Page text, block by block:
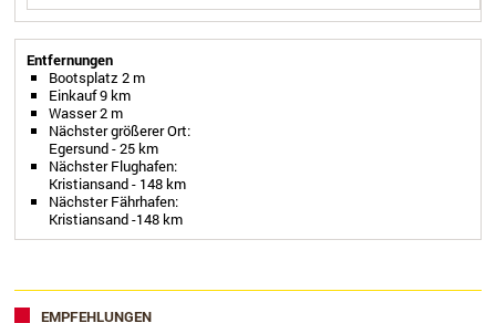
Entfernungen
Bootsplatz 2 m
Einkauf 9 km
Wasser 2 m
Nächster größerer Ort:
Egersund - 25 km
Nächster Flughafen:
Kristiansand - 148 km
Nächster Fährhafen:
Kristiansand -148 km
EMPFEHLUNGEN